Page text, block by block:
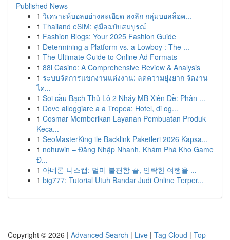
Published News
1 วิเคราะห์บอลอย่างละเอียด ลงลึก กลุ่มบอลล็อค...
1 Thailand eSIM: คู่มือฉบับสมบูรณ์
1 Fashion Blogs: Your 2025 Fashion Guide
1 Determining a Platform vs. a Lowboy : The ...
1 The Ultimate Guide to Online Ad Formats
1 88i Casino: A Comprehensive Review & Analysis
1 ระบบจัดการแขกงานแต่งงาน: ลดความยุ่งยาก จัดงาน
ได...
1 Soi cầu Bạch Thủ Lô 2 Nháy MB Xiên Đề: Phân ...
1 Dove alloggiare a a Tropea: Hotel, di og...
1 Cosmar Memberikan Layanan Pembuatan Produk
Keca...
1 SeoMasterKing ile Backlink Paketleri 2026 Kapsa...
1 nohuwin – Đăng Nhập Nhanh, Khám Phá Kho Game
Đ...
1 아네론 니스캡: 멀미 불편함 끝, 안락한 여행을 ...
1 big777: Tutorial Utuh Bandar Judi Online Terper...
Copyright © 2026 | Advanced Search | Live | Tag Cloud | Top